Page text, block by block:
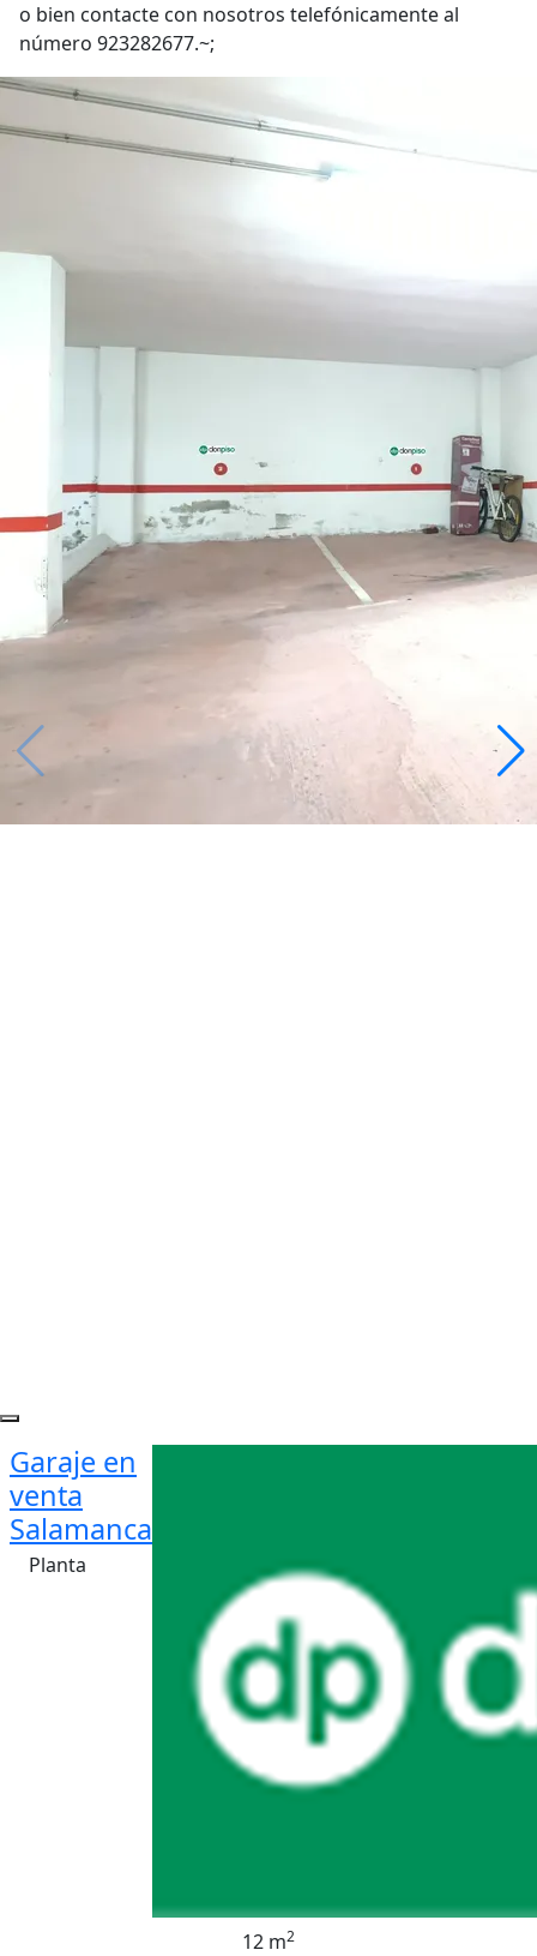
o bien contacte con nosotros telefónicamente al
número 923282677.~;
Garaje en
venta
Salamanca
Planta
12 m2